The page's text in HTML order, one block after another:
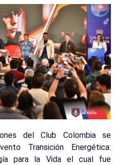
del Club Colombia se
Transición Energética:
para la Vida el cual fue